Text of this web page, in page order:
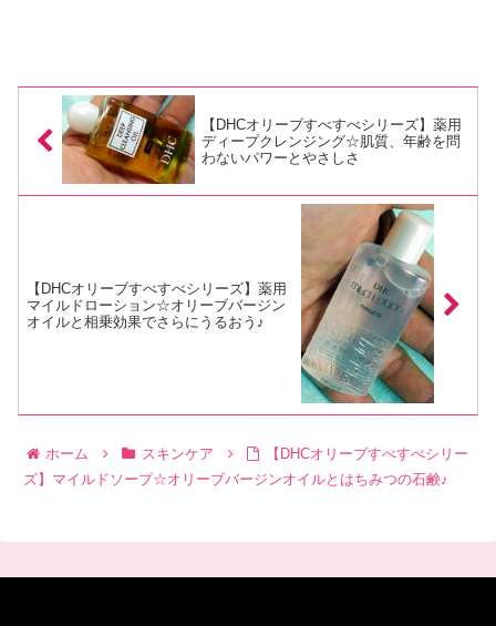
【DHCオリーブすべすべシリーズ】薬用
ディープクレンジング☆肌質、年齢を問
わないパワーとやさしさ
【DHCオリーブすべすべシリーズ】薬用
マイルドローション☆オリーブバージン
オイルと相乗効果でさらにうるおう♪
ホーム スキンケア
【DHCオリーブすべすべシリー
ズ】マイルドソープ☆オリーブバージンオイルとはちみつの石鹸♪